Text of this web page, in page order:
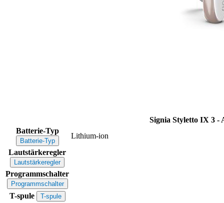
Signia Styletto IX 3
Batterie-Typ
Batterie-Typ
Lithium-ion
Lautstärkeregler
Lautstärkeregler
Programmschalter
Programmschalter
T-spule
T-spule